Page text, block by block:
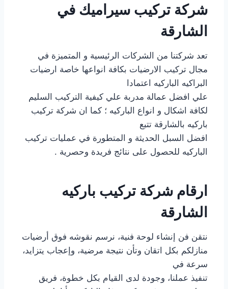
شركة تركيب سيراميك في
الشارقة
تعد شركتنا من الشركات الرئيسية و المتميزة في
مجال تركيب الارضيات بكافة انواعها خاصة ارضيات
البراكيه الباركيه اعتمادا
علي افضل عمالة مدربة علي كيفية التركيب السليم
لكافة اشكال و انواع الباركيه ؛ كما ان شركة تركيب
باركيه بالشارقة تتبع
افضل السبل الحديثة و المتطورة في عمليات تركيب
الباركيه للحصول على نتائج فريدة وحصرية .
ارقام شركة تركيب باركيه
الشارقة
نتقن فن إنشاء لوحة فنية، نرسم نقوشه فوق أرضيات
منازلكم بكل اتقان وتأن نتيجة مرضية، وإعجاب يتزايد،
سرعة في
تنفيذ عملنا، وجودة لدى القيام بكل خطوة، فريق